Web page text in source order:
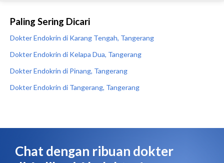
Paling Sering Dicari
Dokter Endokrin di Karang Tengah, Tangerang
Dokter Endokrin di Kelapa Dua, Tangerang
Dokter Endokrin di Pinang, Tangerang
Dokter Endokrin di Tangerang, Tangerang